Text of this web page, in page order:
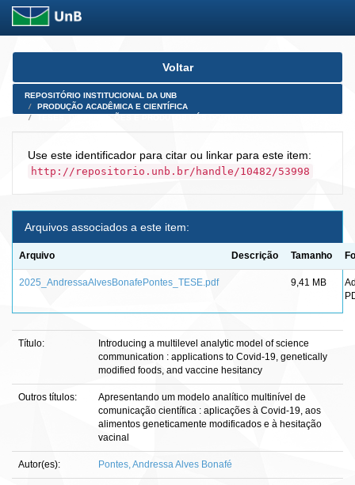
Skip
Voltar
REPOSITÓRIO INSTITUCIONAL DA UNB
PRODUÇÃO ACADÊMICA E CIENTÍFICA
Use este identificador para citar ou linkar para este item:
http://repositorio.unb.br/handle/10482/53998
Arquivos associados a este item:
Arquivo Descrição Tamanho
2025_AndressaAlvesBonafePontes_TESE.pdf 9,41 MB
Título:
Introducing a multilevel analytic model of science
communication : applications to Covid-19, genetically
modified foods, and vaccine hesitancy
Outros títulos:
Apresentando um modelo analítico multinível de
comunicação científica : aplicações à Covid-19, aos
alimentos geneticamente modificados e à hesitação
vacinal
Autor(es): Pontes, Andressa Alves Bonafé